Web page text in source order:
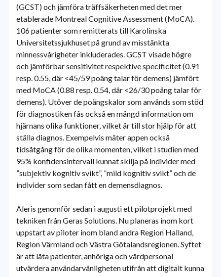
(GCST) och jämföra träffsäkerheten med det mer
etablerade Montreal Cognitive Assessment (MoCA).
106 patienter som remitterats till Karolinska
Universitetssjukhuset på grund av misstänkta
minnessvårigheter inkluderades. GCST visade högre
och jämförbar sensitivitet respektive specificitet (0.91
resp. 0.55, där <45/59 poäng talar för demens) jämfört
med MoCA (0.88 resp. 0.54, där <26/30 poäng talar för
demens). Utöver de poängskalor som används som stöd
för diagnostiken fås också en mängd information om
hjärnans olika funktioner, vilket är till stor hjälp för att
ställa diagnos. Exempelvis mäter appen också
tidsåtgång för de olika momenten, vilket i studien med
95% konfidensintervall kunnat skilja på individer med
”subjektiv kognitiv svikt”, ”mild kognitiv svikt” och de
individer som sedan fått en demensdiagnos.
Aleris genomför sedan i augusti ett pilotprojekt med
tekniken från Geras Solutions. Nu planeras inom kort
uppstart av piloter inom bland andra Region Halland,
Region Värmland och Västra Götalandsregionen. Syftet
är att låta patienter, anhöriga och vårdpersonal
utvärdera användarvänligheten utifrån att digitalt kunna